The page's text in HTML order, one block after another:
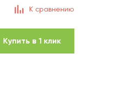
К сравнению
Купить в 1 клик